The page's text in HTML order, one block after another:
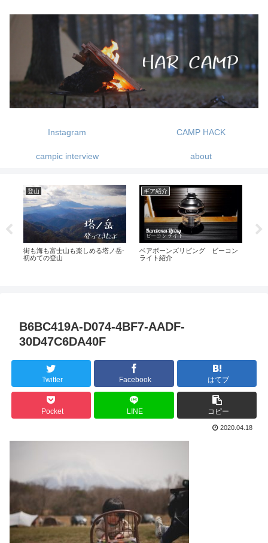
Instagram CAMP HACK
campic interview about
アパレル・小物
片手サイズの電動ミル コーヒーメ
ーカー -BRUNO BOE080-
ギア紹介
暖をとれて見た目もオシャレなス
トーブ-レインボーストーブの紹介
B6BC419A-D074-4BF7-AADF-
30D47C6DA40F
Twitter Facebook はてブ
Pocket LINE コピー
2020.04.18